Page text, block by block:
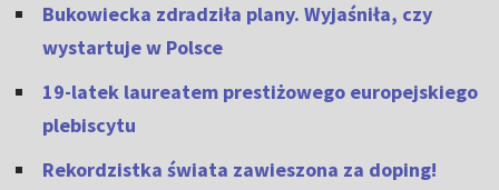
Bukowiecka zdradziła plany. Wyjaśniła, czy
wystartuje w Polsce
19-latek laureatem prestiżowego europejskiego
plebiscytu
Rekordzistka świata zawieszona za doping!